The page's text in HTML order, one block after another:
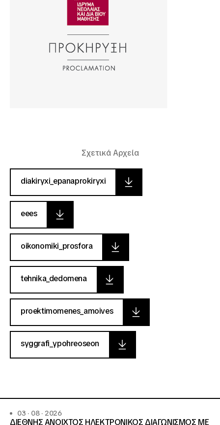
Σχετικά Αρχεία
diakiryxi_epanaprokiryxi
eees
oikonomiki_prosfora
tehnika_dedomena
proektimomenes_amoives
syggrafi_ypohreoseon
03 · 08 · 2026
ΔΙΕΘΝΗΣ ΑΝΟΙΧΤΟΣ ΗΛΕΚΤΡΟΝΙΚΟΣ ΔΙΑΓΩΝΙΣΜΟΣ ΜΕ